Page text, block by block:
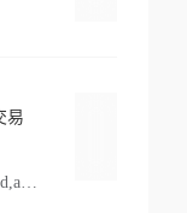
易
vehicle,pl 2,arts,home decor,cod,amusement ride,sea